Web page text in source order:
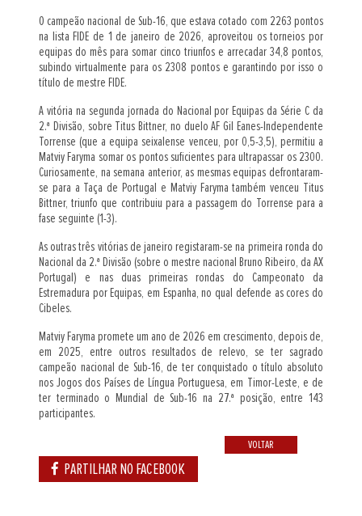
O campeão nacional de Sub-16, que estava cotado com 2263 pontos
na lista FIDE de 1 de janeiro de 2026, aproveitou os torneios por
equipas do mês para somar cinco triunfos e arrecadar 34,8 pontos,
subindo virtualmente para os 2308 pontos e garantindo por isso o
título de mestre FIDE.
A vitória na segunda jornada do Nacional por Equipas da Série C da
2.ª Divisão, sobre Titus Bittner, no duelo AF Gil Eanes-Independente
Torrense (que a equipa seixalense venceu, por 0,5-3,5), permitiu a
Matviy Faryma somar os pontos suficientes para ultrapassar os 2300.
Curiosamente, na semana anterior, as mesmas equipas defrontaram-
se para a Taça de Portugal e Matviy Faryma também venceu Titus
Bittner, triunfo que contribuiu para a passagem do Torrense para a
fase seguinte (1-3).
As outras três vitórias de janeiro registaram-se na primeira ronda do
Nacional da 2.ª Divisão (sobre o mestre nacional Bruno Ribeiro, da AX
Portugal) e nas duas primeiras rondas do Campeonato da
Estremadura por Equipas, em Espanha, no qual defende as cores do
Cibeles.
Matviy Faryma promete um ano de 2026 em crescimento, depois de,
em 2025, entre outros resultados de relevo, se ter sagrado
campeão nacional de Sub-16, de ter conquistado o título absoluto
nos Jogos dos Países de Língua Portuguesa, em Timor-Leste, e de
ter terminado o Mundial de Sub-16 na 27.ª posição, entre 143
participantes.
VOLTAR
PARTILHAR NO FACEBOOK